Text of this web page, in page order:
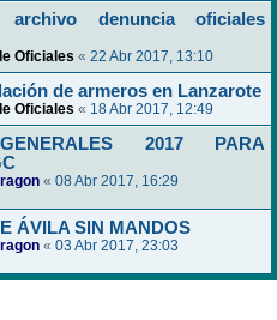
denuncia oficiales
Oficiales « 22 Abr 2017, 13:10
de armeros en Lanzarote
Oficiales « 18 Abr 2017, 12:49
GENERALES 2017 PARA
« 08 Abr 2017, 16:29
ÁVILA SIN MANDOS
« 03 Abr 2017, 23:03